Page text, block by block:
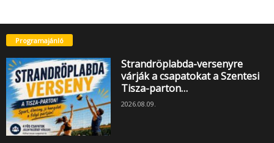
Programajánló
Strandröplabda-versenyre
várják a csapatokat a Szentesi
Tisza-parton…
2026.08.09.